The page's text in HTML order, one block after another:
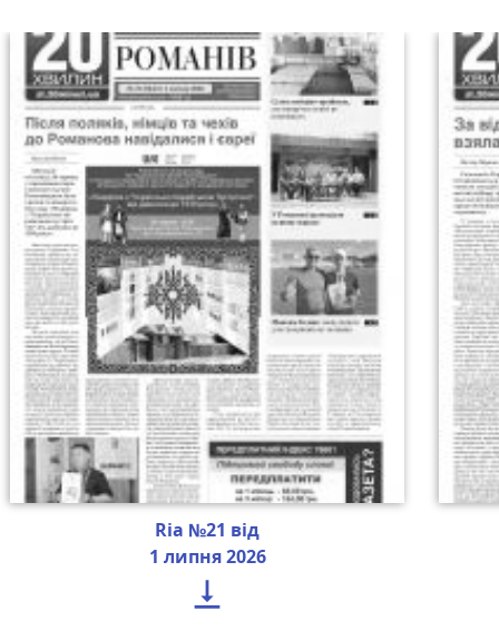
Ria №21 від
1 липня 2026
